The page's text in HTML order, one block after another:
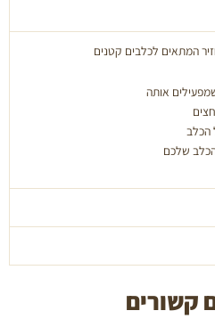
המתאים לכלבים קטנים
אותה
הכלב
הכלב שלכם
קשורים